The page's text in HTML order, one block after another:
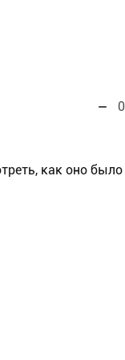
0
как оно было